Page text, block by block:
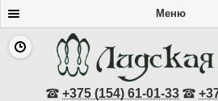
Меню
+375 (154) 61-01-33